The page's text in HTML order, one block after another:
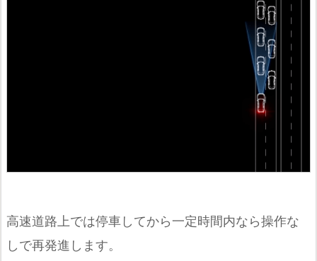
高速道路上では停車してから一定時間内なら操作な
しで再発進します。